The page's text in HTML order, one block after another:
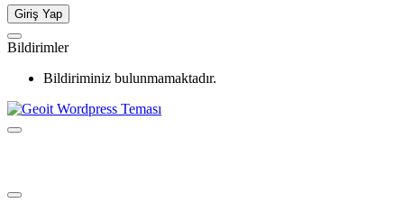
Giriş Yap
Bildirimler
Bildiriminiz bulunmamaktadır.